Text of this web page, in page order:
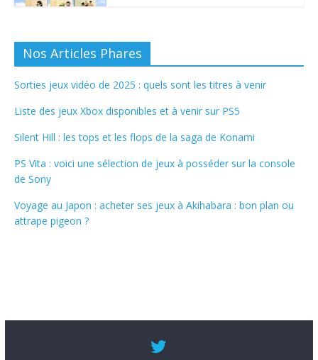
Nos Articles Phares
Sorties jeux vidéo de 2025 : quels sont les titres à venir
Liste des jeux Xbox disponibles et à venir sur PS5
Silent Hill : les tops et les flops de la saga de Konami
PS Vita : voici une sélection de jeux à posséder sur la console
de Sony
Voyage au Japon : acheter ses jeux à Akihabara : bon plan ou
attrape pigeon ?